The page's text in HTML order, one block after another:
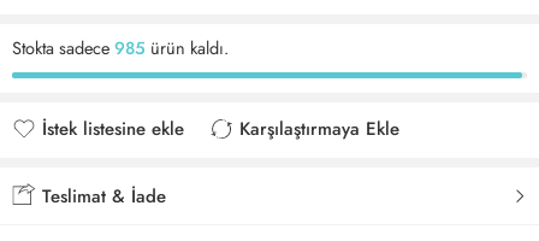
Stokta sadece985 ürün kaldı.
İstek listesine ekle
Karşılaştırmaya Ekle
Teslimat & İade